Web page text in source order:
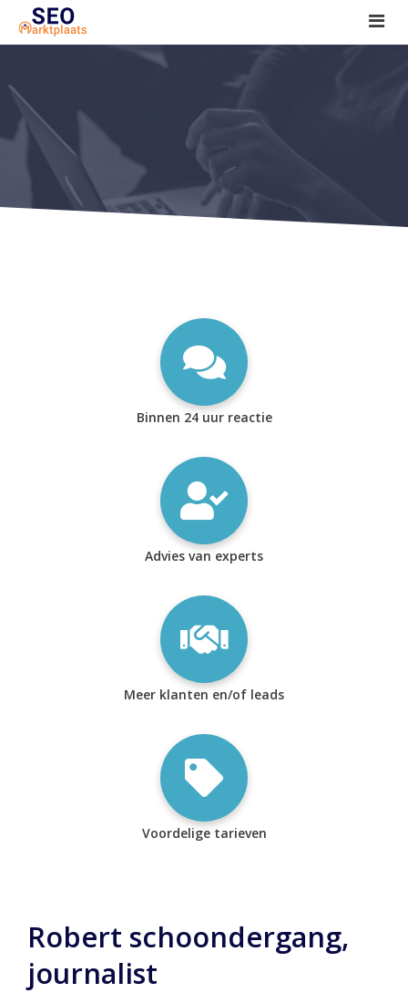
SEO tools reviews
Marketeer bij jou in de buurt?
Offerte
1. Seo voor beginners +
2. Onderzoeken +
Binnen 24 uur reactie
Advies van experts
Meer klanten en/of leads
Voordelige tarieven
Robert schoondergang,
journalist